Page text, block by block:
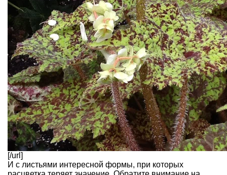
[/url]
И с листьями интересной формы, при которых